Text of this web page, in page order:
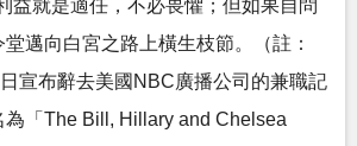
益就是適任，不必畏懼；但如果自問
邁向白宮之路上橫生枝節。（註：
宣布辭去美國NBC廣播公司的兼職記
為「The Bill, Hillary and Chelsea